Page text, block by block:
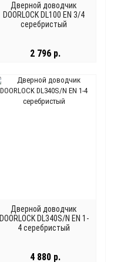
Дверной доводчик
DOORLOCK DL100 EN 3/4
серебристый
2 796 р.
Дверной доводчик
DOORLOCK DL340S/N EN 1-
4 серебристый
4 880 р.